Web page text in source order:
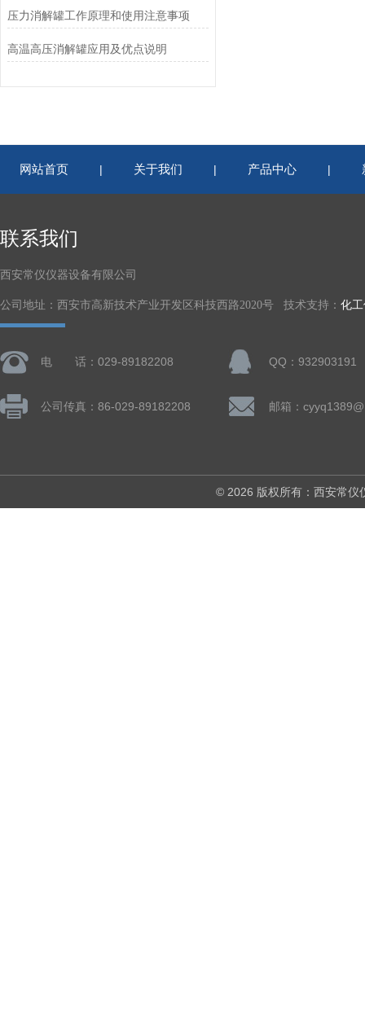
压力消解罐工作原理和使用注意事项
高温高压消解罐应用及优点说明
网站首页 | 关于我们 | 产品中心 |
联系我们
西安常仪仪器设备有限公司
公司地址：西安市高新技术产业开发区科技西路2020号 技术支持： 化
电 话：029-89182208 QQ：932903191
公司传真：86-029-89182208 邮箱：
© 2026 版权所有：西安常